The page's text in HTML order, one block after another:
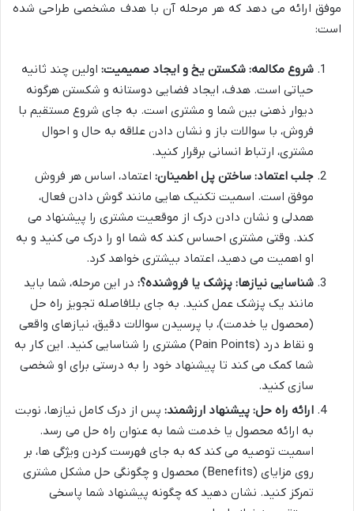
موفق ارائه می دهد که هر مرحله آن با هدف مشخصی طراحی شده
است:
شروع مکالمه: شکستن یخ و ایجاد صمیمیت: اولین چند ثانیه
حیاتی است. هدف، ایجاد فضایی دوستانه و شکستن هرگونه
دیوار ذهنی بین شما و مشتری است. به جای شروع مستقیم با
فروش، با سوالات باز و نشان دادن علاقه به حال و احوال
مشتری، ارتباط انسانی برقرار کنید.
جلب اعتماد: ساختن پل اطمینان: اعتماد، اساس هر فروش
موفق است. اسمیت تکنیک هایی مانند گوش دادن فعال،
همدلی و نشان دادن درک از موقعیت مشتری را پیشنهاد می
کند. وقتی مشتری احساس کند که شما او را درک می کنید و به
او اهمیت می دهید، اعتماد بیشتری خواهد کرد.
شناسایی نیازها: پزشک یا فروشنده؟: در این مرحله، شما باید
مانند یک پزشک عمل کنید. به جای بلافاصله تجویز راه حل
(محصول یا خدمت)، با پرسیدن سوالات دقیق، نیازهای واقعی
و نقاط درد (Pain Points) مشتری را شناسایی کنید. این کار به
شما کمک می کند تا پیشنهاد خود را به درستی برای او شخصی
سازی کنید.
ارائه راه حل: پیشنهاد ارزشمند: پس از درک کامل نیازها، نوبت
به ارائه محصول یا خدمت شما به عنوان راه حل می رسد.
اسمیت توصیه می کند که به جای فهرست کردن ویژگی ها، بر
روی مزایای (Benefits) محصول و چگونگی حل مشکل مشتری
تمرکز کنید. نشان دهید که چگونه پیشنهاد شما پاسخی